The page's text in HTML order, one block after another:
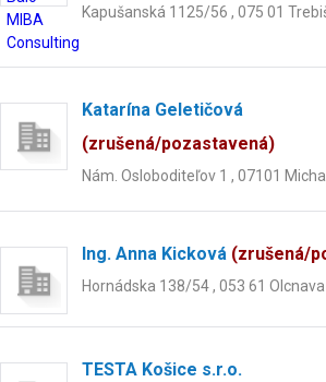
Kapušanská 1125/56 , 075 01
Katarína Geletičová
(zrušená/pozastavená)
Nám. Osloboditeľov 1 , 07101
Ing. Anna Kicková (zrušená/
Hornádska 138/54 , 053 61 Olcnava
TESTA Košice s.r.o.